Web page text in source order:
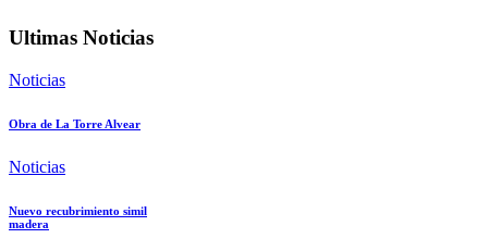
Ultimas Noticias
Noticias
Obra de La Torre Alvear
Noticias
Nuevo recubrimiento simil
madera